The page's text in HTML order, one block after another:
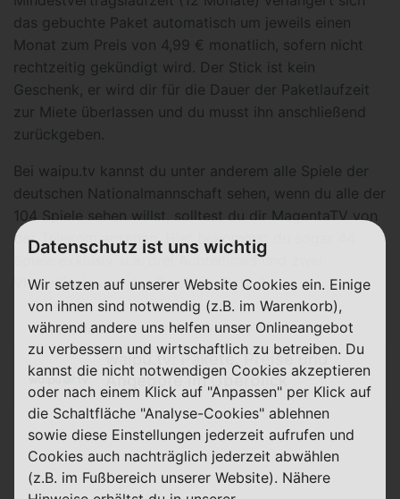
das gebuchte Paket automatisch um jeweils einen
Monat zum Preis von 4,99 € monatlich, sofern nicht
rechtzeitig gekündigt wird. Der Stick ist kein
Geschenk, er wird dir für die Dauer der Paketlaufzeit
zur Miete überlassen und du musst ihn anschließend
zurückgeben.
Bei waipu.tv kannst du unter anderem alle Spiele der
deutschen Nationalmannschaft sehen, wenn du alle der
104 Spiele sehen willst, solltest du dir MagentaTV von
der Telekom ansehen. Hier bekommst du sogar 44
Spiele exklusiv, u.a. drei Achtelfinals und zwei
Viertelfinals und das Spiel um Platz 3.
Weiterlesen
waipu.tv: Pakete, Preise und
Angebote im Überblick
Datenschutz ist uns wichtig
Wir setzen auf unserer Website Cookies ein. Einige
von ihnen sind notwendig (z.B. im Warenkorb),
während andere uns helfen unser Onlineangebot
zu verbessern und wirtschaftlich zu betreiben. Du
kannst die nicht notwendigen Cookies akzeptieren
oder nach einem Klick auf "Anpassen" per Klick auf
die Schaltfläche "Analyse-Cookies" ablehnen
sowie diese Einstellungen jederzeit aufrufen und
Cookies auch nachträglich jederzeit abwählen
(z.B. im Fußbereich unserer Website). Nähere